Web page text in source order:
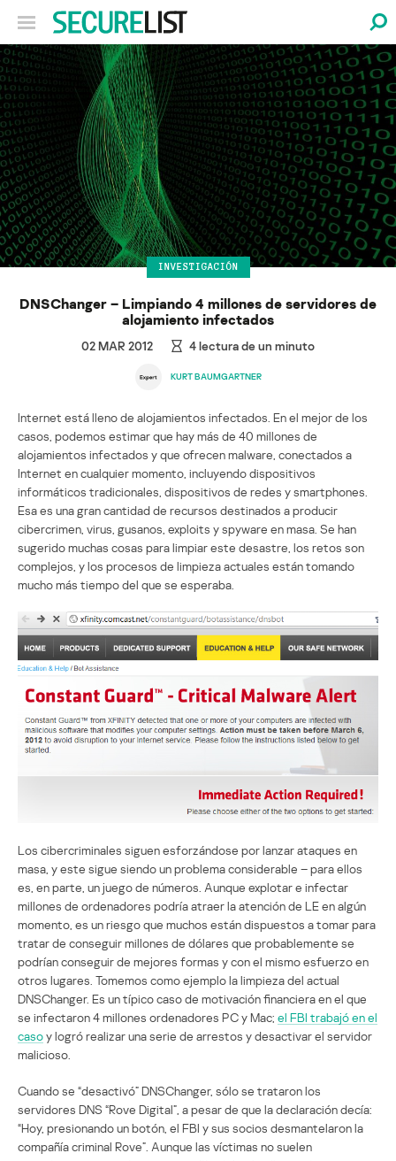
INVESTIGACIÓN
DNSChanger – Limpiando 4 millones de servidores de
alojamiento infectados
02 MAR 2012 4lectura de un minuto
KURT BAUMGARTNER
Internet está lleno de alojamientos infectados. En el mejor de los
casos, podemos estimar que hay más de 40 millones de
alojamientos infectados y que ofrecen malware, conectados a
Internet en cualquier momento, incluyendo dispositivos
informáticos tradicionales, dispositivos de redes y smartphones.
Esa es una gran cantidad de recursos destinados a producir
cibercrimen, virus, gusanos, exploits y spyware en masa. Se han
sugerido muchas cosas para limpiar este desastre, los retos son
complejos, y los procesos de limpieza actuales están tomando
mucho más tiempo del que se esperaba.
Los cibercriminales siguen esforzándose por lanzar ataques en
masa, y este sigue siendo un problema considerable – para ellos
es, en parte, un juego de números. Aunque explotar e infectar
millones de ordenadores podría atraer la atención de LE en algún
momento, es un riesgo que muchos están dispuestos a tomar para
tratar de conseguir millones de dólares que probablemente se
podrían conseguir de mejores formas y con el mismo esfuerzo en
otros lugares. Tomemos como ejemplo la limpieza del actual
DNSChanger. Es un típico caso de motivación financiera en el que
se infectaron 4 millones ordenadores PC y Mac; el FBI trabajó en el
casoy logró realizar una serie de arrestos y desactivar el servidor
malicioso.
Cuando se “desactivó” DNSChanger, sólo se trataron los
servidores DNS “Rove Digital”, a pesar de que la declaración decía:
“Hoy, presionando un botón, el FBI y sus socios desmantelaron la
compañía criminal Rove”. Aunque las víctimas no suelen